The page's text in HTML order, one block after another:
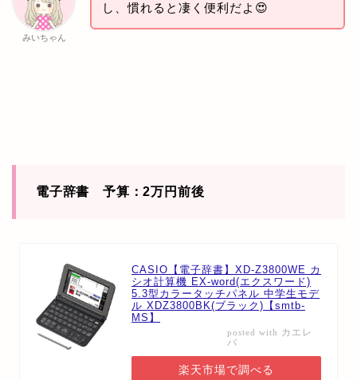
みいちゃん
し、慣れると凄く便利だよ😍
電子辞書 予算：2万円前後
CASIO【電子辞書】XD-Z3800WE カ
シオ計算機 EX-word(エクスワード)
5.3型カラータッチパネル 中学生モデ
ル XDZ3800BK(ブラック)【smtb-
MS】
posted with カエレ
バ
楽天市場で調べる